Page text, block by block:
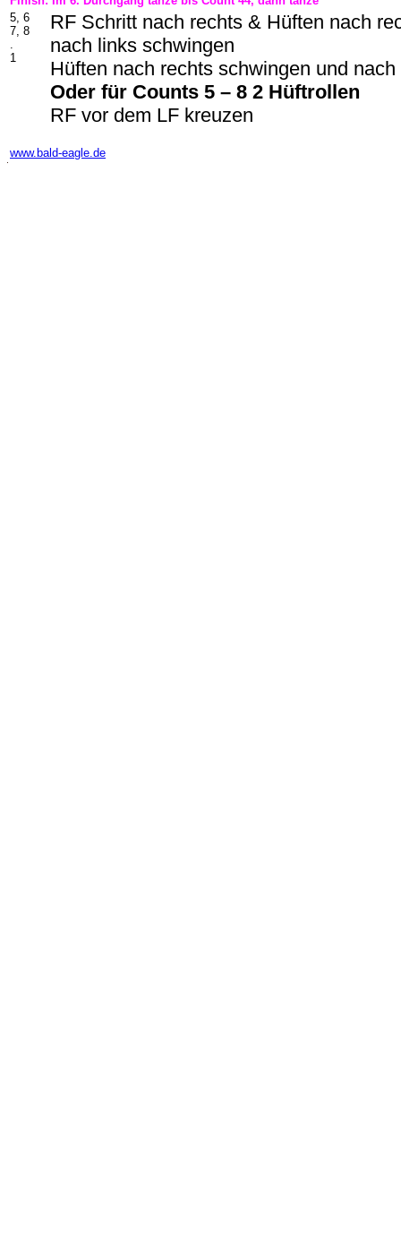
5, 6
7, 8
.
1
RF Schritt nach rechts & Hüften nach
nach links schwingen
Hüften nach rechts schwingen und
Oder für Counts 5 – 8 2 Hüftrollen
RF vor dem LF kreuzen
www.bald-eagle.de